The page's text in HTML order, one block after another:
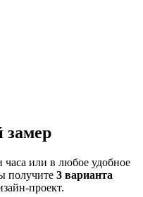
замер
или в любое удобное
получите 3 варианта
проект.